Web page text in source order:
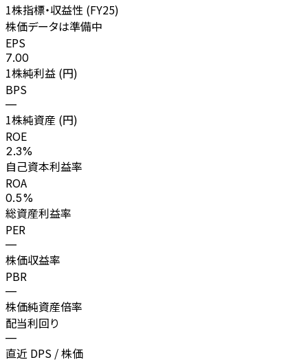
1株指標・収益性 (FY25)
株価データは準備中
EPS
7.00
1株純利益 (円)
BPS
—
1株純資産 (円)
ROE
2.3%
自己資本利益率
ROA
0.5%
総資産利益率
PER
—
株価収益率
PBR
—
株価純資産倍率
配当利回り
—
直近 DPS / 株価